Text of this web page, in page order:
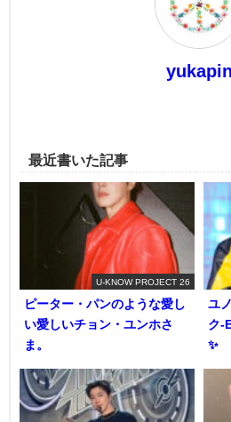
yukapin
最近書いた記事
U-KNOW PROJECT 26
ピーター・パンのような愛し
い愛しいチョン・ユンホさ
ま。
ユ
ク-
✨️